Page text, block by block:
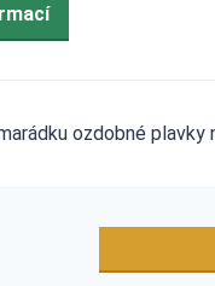
ozdobné